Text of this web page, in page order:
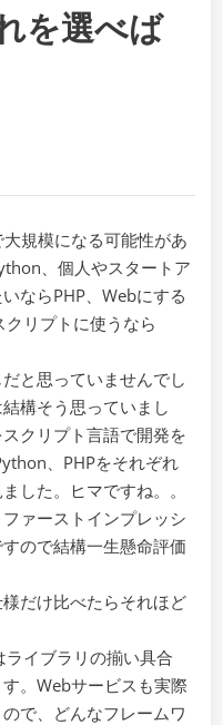
を選べば
規模になる可能性があ
、個人やスタートア
ならPHP、Webにする
リプトに使うなら
と思っていませんでし
構そう思っていまし
クリプト言語で開発を
、PHPをそれぞれ
した。ヒマですね。。
ァーストインプレッシ
ので結構一生懸命評価
だけ比べたらそれほど
ライブラリの揃い具合
。Webサービスも実際
で、どんなフレームワ